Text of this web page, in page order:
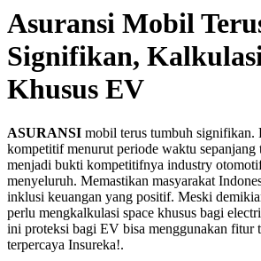
Asuransi Mobil
Signifikan,
Khusus EV
ASURANSI mobil terus tumbuh signifikan.
kompetitif menurut periode waktu
menjadi bukti kompetitifnya industry
menyeluruh. Memastikan masyarakat
inklusi keuangan yang positif. Meski
perlu mengkalkulasi space khusus bagi
ini proteksi bagi EV bisa menggunakan fitur
terpercaya Insureka!.